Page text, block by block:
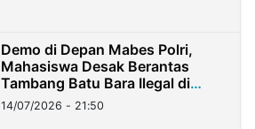
Demo di Depan Mabes Polri,
Mahasiswa Desak Berantas
Tambang Batu Bara Ilegal di
Lampung
14/07/2026 - 21:50